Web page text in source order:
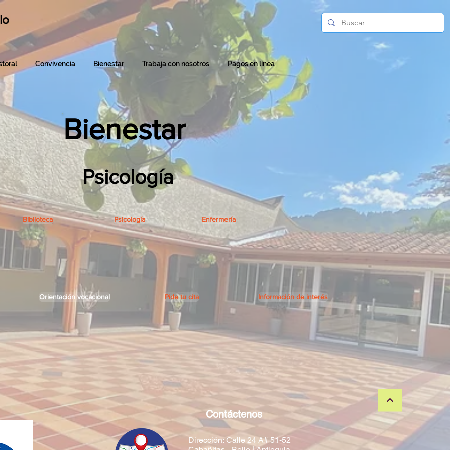
Convivencia Bienestar Trabaja con nosotros Pagos en línea
Bienestar
Psicología
Biblioteca Psicología Enfermería
Orientación vocacional Pide tu cita Información de interés
Contáctenos
Dirección: Calle 24 A# 51-52